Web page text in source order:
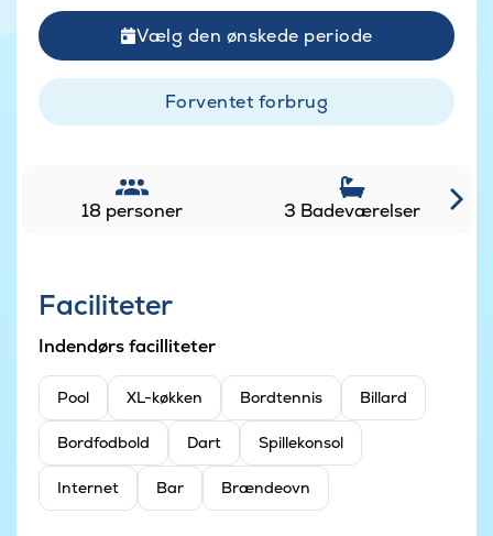
Vælg den ønskede periode
Forventet forbrug
18 personer 3 Badeværelser
Faciliteter
Indendørs facilliteter
Pool XL-køkken Bordtennis Billard
Bordfodbold Dart Spillekonsol
Internet Bar Brændeovn